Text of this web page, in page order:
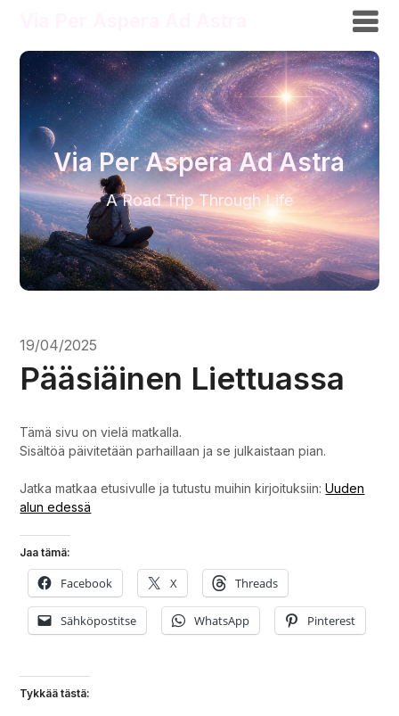
Via Per Aspera Ad Astra
A Road Trip Through Life
19/04/2025
Pääsiäinen Liettuassa
Tämä sivu on vielä matkalla.
Sisältöä päivitetään parhaillaan ja se julkaistaan pian.
Jatka matkaa etusivulle ja tutustu muihin kirjoituksiin:Uuden
alun edessä
Jaa tämä:
Facebook X Threads
Sähköpostitse WhatsApp Pinterest
Tykkää tästä: